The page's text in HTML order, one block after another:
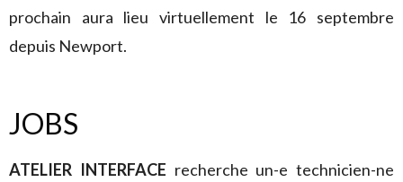
prochain aura lieu virtuellement le 16 septembre
depuis Newport.
JOBS
ATELIER INTERFACE recherche un-e technicien-ne